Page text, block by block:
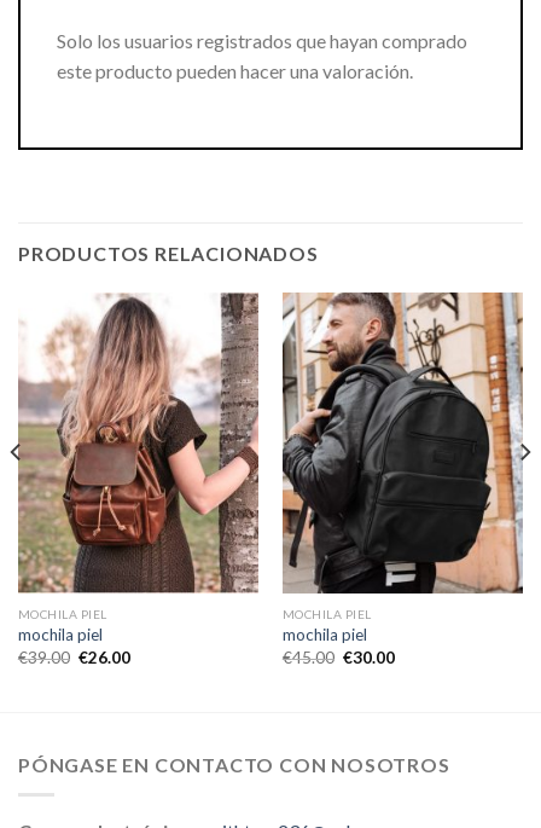
Solo los usuarios registrados que hayan comprado
este producto pueden hacer una valoración.
PRODUCTOS RELACIONADOS
MOCHILA PIEL
mochila piel
€39.00 €26.00
MOCHILA PIEL
mochila piel
€45.00 €30.00
PÓNGASE EN CONTACTO CON NOSOTROS